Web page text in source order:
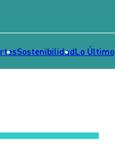
SostenibilidadLo Último